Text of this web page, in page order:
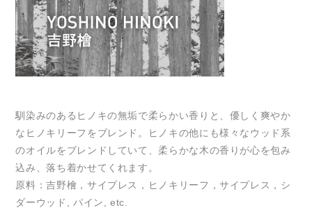
馴染みのあるヒノキの無垢で柔らかい香りと、優しく爽やか
なヒノキリーフをブレンド。ヒノキの他にも様々なウッド系
のオイルをブレンドしていて、柔らかな木の香りが心を包み
込み、落ち着かせてくれます。
原料：吉野檜，サイプレス，ヒノキリーフ，サイプレス，シ
ダーウッド, パイン, etc.